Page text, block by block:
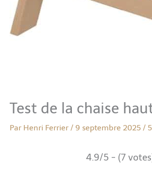
Test de la chaise
Par Henri Ferrier / 9 septembre 2025 /
4.9/5 - (7